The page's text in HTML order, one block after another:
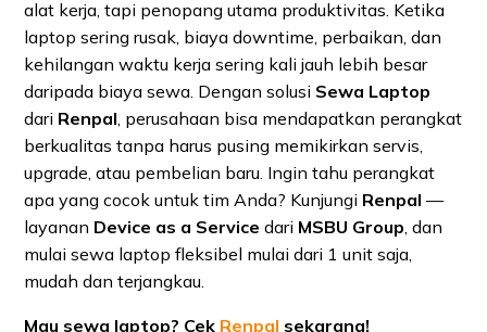
alat kerja, tapi penopang utama produktivitas. Ketika
laptop sering rusak, biaya downtime, perbaikan, dan
kehilangan waktu kerja sering kali jauh lebih besar
daripada biaya sewa. Dengan solusi Sewa Laptop
dari Renpal , perusahaan bisa mendapatkan perangkat
berkualitas tanpa harus pusing memikirkan servis,
upgrade, atau pembelian baru. Ingin tahu perangkat
apa yang cocok untuk tim Anda? Kunjungi Renpal —
layanan Device as a Servicedari MSBU Group , dan
mulai sewa laptop fleksibel mulai dari 1 unit saja,
mudah dan terjangkau.
Mau sewa laptop? Cek Renpal sekarang!